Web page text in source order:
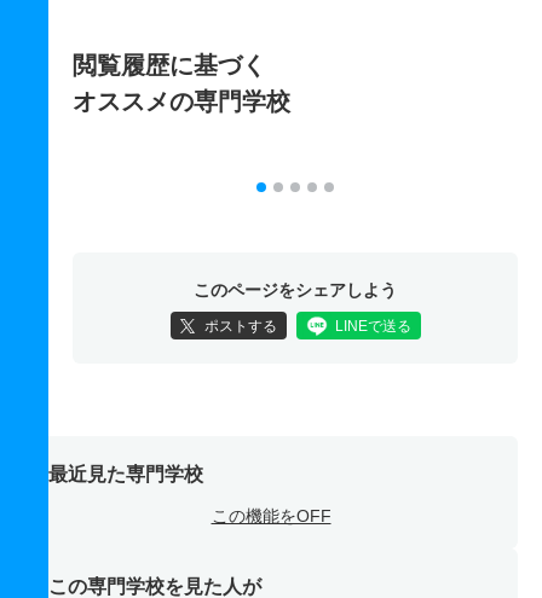
閲覧履歴に基づく
オススメの専門学校
このページをシェアしよう
ポストする LINEで送る
最近見た専門学校
この機能をOFF
この専門学校を見た人が